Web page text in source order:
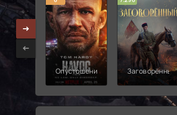
Опустошение Заговорённый